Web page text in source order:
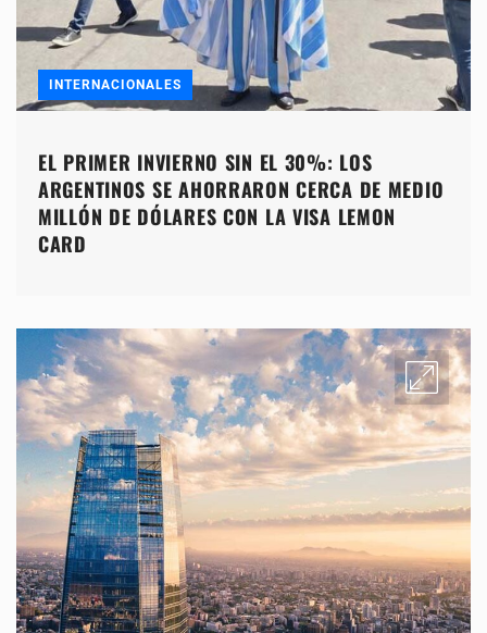
INTERNACIONALES
EL PRIMER INVIERNO SIN EL 30%: LOS
ARGENTINOS SE AHORRARON CERCA DE MEDIO
MILLÓN DE DÓLARES CON LA VISA LEMON
CARD